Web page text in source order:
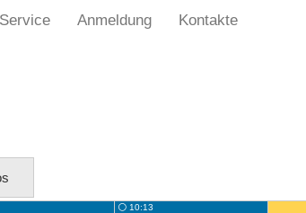
Service Anmeldung Kontakte
⚪ 10:13